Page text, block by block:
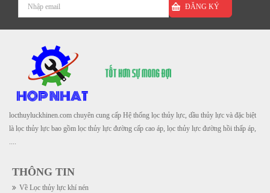
ĐĂNG KÝ
locthuyluckhinen.com chuyên cung cấp Hệ thống lọc thủy lực, dầu thủy lực và đặc biệt
là lọc thủy lực bao gồm lọc thủy lực đường cấp cao áp, lọc thủy lực đường hồi thấp áp,
....
THÔNG TIN
Về Lọc thủy lực khí nén